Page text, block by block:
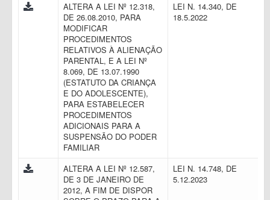
ALTERA A LEI Nº 12.318,
DE 26.08.2010, PARA
MODIFICAR
PROCEDIMENTOS
RELATIVOS À ALIENAÇÃO
PARENTAL, E A LEI Nº
8.069, DE 13.07.1990
(ESTATUTO DA CRIANÇA
E DO ADOLESCENTE),
PARA ESTABELECER
PROCEDIMENTOS
ADICIONAIS PARA A
SUSPENSÃO DO PODER
FAMILIAR
LEI N. 14.340, DE
18.5.2022
ALTERA A LEI Nº 12.587,
DE 3 DE JANEIRO DE
2012, A FIM DE DISPOR
LEI N. 14.748, DE
5.12.2023